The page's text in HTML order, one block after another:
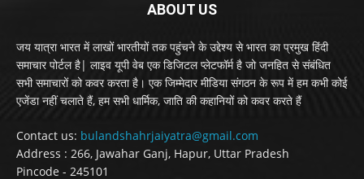
ABOUT US
जय यात्रा भारत में लाखों भारतीयों तक पहुंचने के उद्देश्य से भारत का प्रमुख हिंदी
समाचार पोर्टल है| लाइव यूपी वेब एक डिजिटल प्लेटफॉर्म है जो जनहित से संबंधित
सभी समाचारों को कवर करता है। एक जिम्मेदार मीडिया संगठन के रूप में हम कभी कोई
एजेंडा नहीं चलाते हैं, हम सभी धार्मिक, जाति की कहानियों को कवर करते हैं
Contact us: bulandshahrjaiyatra@gmail.com
Address : 266, Jawahar Ganj, Hapur, Uttar Pradesh
Pincode - 245101